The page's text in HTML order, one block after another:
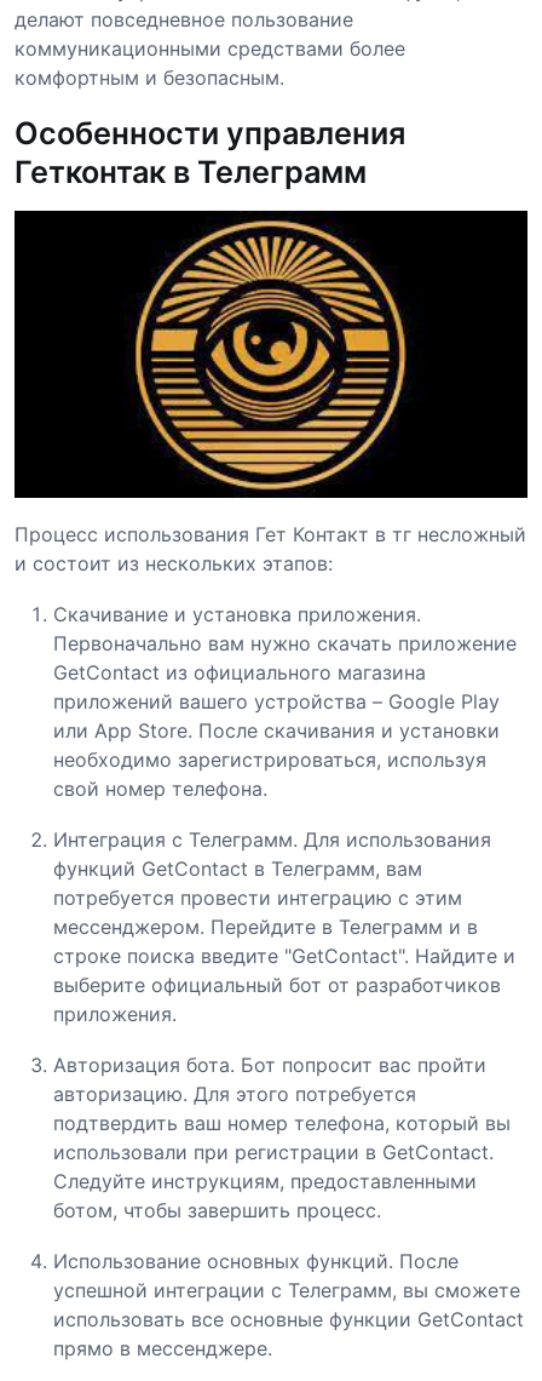
делают повседневное пользование
коммуникационными средствами более
комфортным и безопасным.
Особенности управления
Гетконтак в Телеграмм
Процесс использования Гет Контакт в тг несложный
и состоит из нескольких этапов:
Скачивание и установка приложения.
Первоначально вам нужно скачать приложение
GetContact из официального магазина
приложений вашего устройства – Google Play
или App Store. После скачивания и установки
необходимо зарегистрироваться, используя
свой номер телефона.
Интеграция с Телеграмм. Для использования
функций GetContact в Телеграмм, вам
потребуется провести интеграцию с этим
мессенджером. Перейдите в Телеграмм и в
строке поиска введите "GetContact". Найдите и
выберите официальный бот от разработчиков
приложения.
Авторизация бота. Бот попросит вас пройти
авторизацию. Для этого потребуется
подтвердить ваш номер телефона, который вы
использовали при регистрации в GetContact.
Следуйте инструкциям, предоставленными
ботом, чтобы завершить процесс.
Использование основных функций. После
успешной интеграции с Телеграмм, вы сможете
использовать все основные функции GetContact
прямо в мессенджере.